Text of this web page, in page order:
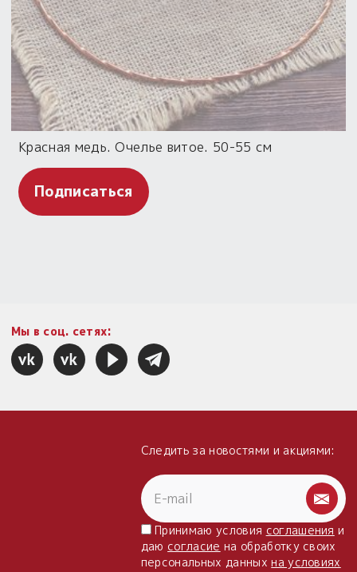
Красная медь. Очелье витое. 50-55 см
Подписаться
Мы в соц. сетях:
Следить за новостями и акциями:
Принимаю условия соглашения и
даю согласие на обработку своих
персональных данныхна условиях